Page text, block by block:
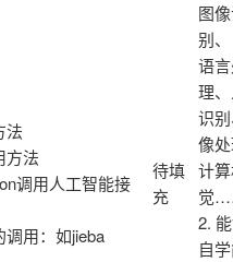
法
方法
调用人工智能接
用：如jieba
待填
充
图
别
语
理
识
像
计
觉
2.
自